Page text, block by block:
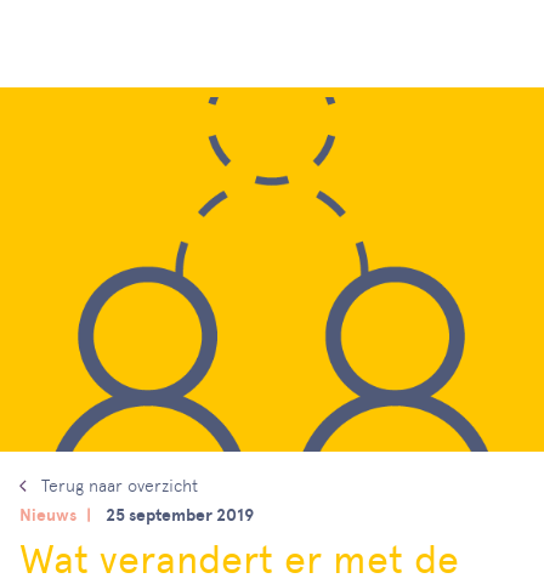
Terug naar overzicht
Nieuws 25 september 2019
Wat verandert er met de